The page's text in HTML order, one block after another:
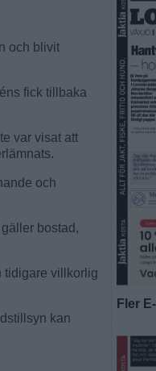
och blivit
fick tillbaka
var visat att
och
bostad,
tidigare villkorlig
kan
Fler